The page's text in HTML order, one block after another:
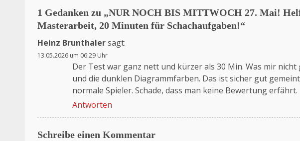
1 Gedanken zu „NUR NOCH BIS MITTWOCH 27. Mai!
Masterarbeit, 20 Minuten für Schachaufgaben!“
Heinz Brunthalersagt:
13.05.2026 um 06:29 Uhr
Der Test war ganz nett und kürzer als 30 Min. Was mir nicht
und die dunklen Diagrammfarben. Das ist sicher gut
normale Spieler. Schade, dass man keine Bewertung erfährt.
Antworten
Schreibe einen Kommentar